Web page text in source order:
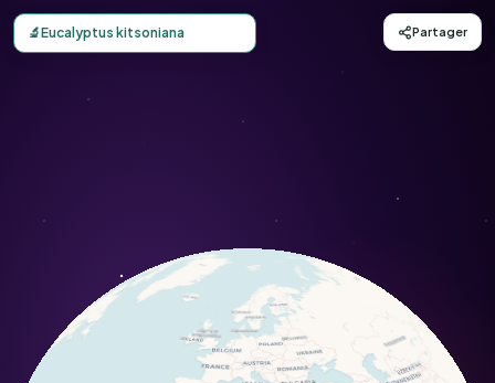
Carte d'observation du Eucalyptus kitsoniana (Eucalyptus
🔬Eucalyptus kitsoniana Partager